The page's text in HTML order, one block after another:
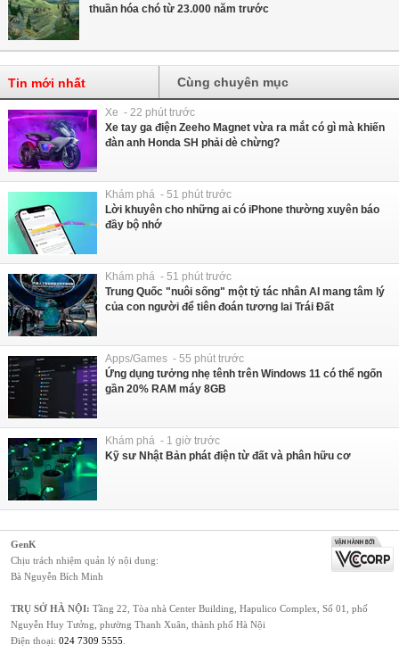
thuần hóa chó từ 23.000 năm trước
Tin mới nhất Cùng chuyên mục
Xe - 22 phút trước
Xe tay ga điện Zeeho Magnet vừa ra mắt có gì mà khiến
đàn anh Honda SH phải dè chừng?
Khám phá - 51 phút trước
Lời khuyên cho những ai có iPhone thường xuyên báo
đầy bộ nhớ
Khám phá - 51 phút trước
Trung Quốc "nuôi sống" một tỷ tác nhân AI mang tâm lý
của con người để tiên đoán tương lai Trái Đất
Apps/Games - 55 phút trước
Ứng dụng tưởng nhẹ tênh trên Windows 11 có thể ngốn
gần 20% RAM máy 8GB
Khám phá - 1 giờ trước
Kỹ sư Nhật Bản phát điện từ đất và phân hữu cơ
GenK
Chịu trách nhiệm quản lý nội dung:
Bà Nguyễn Bích Minh
TRỤ SỞ HÀ NỘI: Tầng 22, Tòa nhà Center Building, Hapulico Complex, Số 01, phố
Nguyễn Huy Tưởng, phường Thanh Xuân, thành phố Hà Nội
Điện thoại: 024 7309 5555